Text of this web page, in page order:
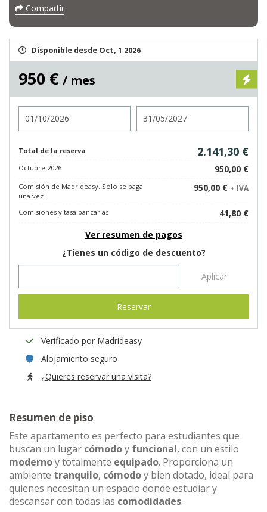
Compartir
Disponible desde Oct, 1 2026
950 € / mes
Total de la reserva 2.141,30 €
Octubre 2026 950,00 €
Comisión de Madrideasy. Solo se paga
una vez.
950,00 € + IVA
Comisiones y tasa bancarias
41,80 €
Ver resumen de pagos
¿Tienes un código de descuento?
Aplicar
Reservar
Verificado por Madrideasy
Alojamiento seguro
¿Quieres reservar una visita?
Resumen de piso
Este apartamento es perfecto para estudiantes que
buscan un lugar cómodoy funcional, con un estilo
modernoy totalmente equipado. Proporciona un
ambiente tranquilo, cómodoy bien dotado, ideal para
quienes necesitan un espacio donde estudiar y
descansar con todas las comodidades.